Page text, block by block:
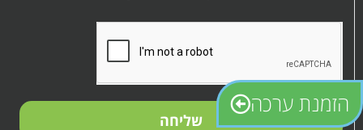
הזמנת ערכה
שליחה